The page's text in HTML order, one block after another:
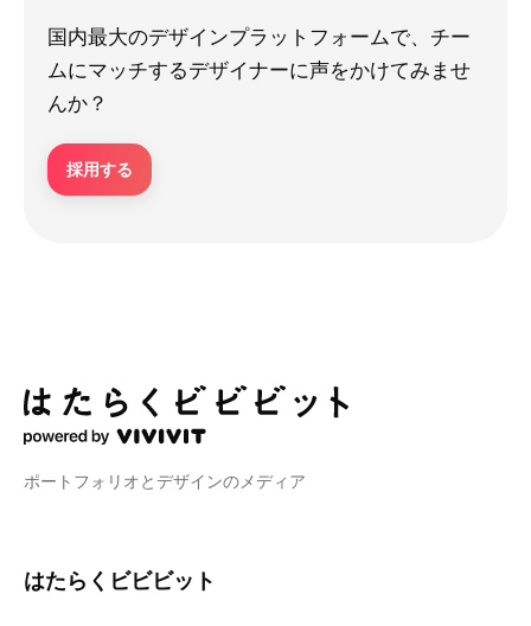
国内最大のデザインプラットフォームで、チー
ムにマッチするデザイナーに声をかけてみませ
んか？
採用する
ポートフォリオとデザインのメディア
はたらくビビビット